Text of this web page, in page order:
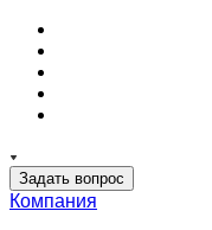
Задать вопрос
Компания